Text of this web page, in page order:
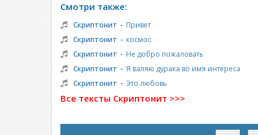
Смотри также:
Скриптонит - Привет
Скриптонит - космос
Скриптонит - Не добро пожаловать
Скриптонит - Я валяю дурака во имя интереса
Скриптонит - Это любовь
Все тексты Скриптонит >>>